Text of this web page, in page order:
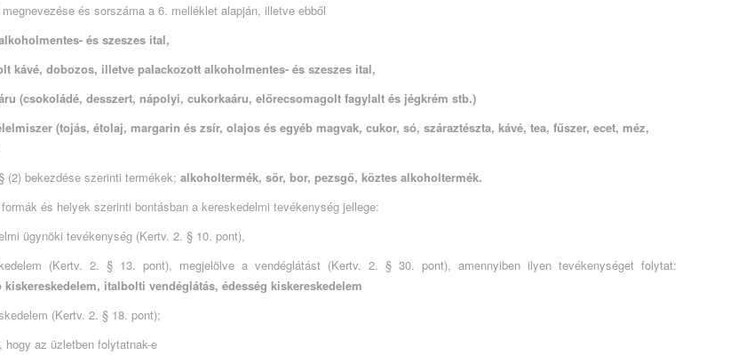
és sorszáma a 6. melléklet alapján, illetve ebből
és szeszes ital,
kávé, dobozos, illetve palackozott alkoholmentes- és szeszes ital,
(csokoládé, desszert, nápolyi, cukorkaáru, előrecsomagolt fagylalt és jégkrém stb.)
(tojás, étolaj, margarin és zsír, olajos és egyéb magvak, cukor, só, száraztészta, kávé, tea, fűszer, ecet, méz,
(2) bekezdése szerinti termékek; alkoholtermék, sör, bor, pezsgő, köztes alkoholtermék.
és helyek szerinti bontásban a kereskedelmi tevékenység jellege:
ügynöki tevékenység (Kertv. 2. § 10. pont),
(Kertv. 2. § 13. pont), megjelölve a vendéglátást (Kertv. 2. § 30. pont), amennyiben ilyen tevékenységet folytat:
kiskereskedelem, italbolti vendéglátás, édesség kiskereskedelem
(Kertv. 2. § 18. pont);
hogy az üzletben folytatnak-e